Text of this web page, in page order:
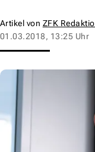
Artikel von ZFK
01.03.2018, 13:25 Uhr